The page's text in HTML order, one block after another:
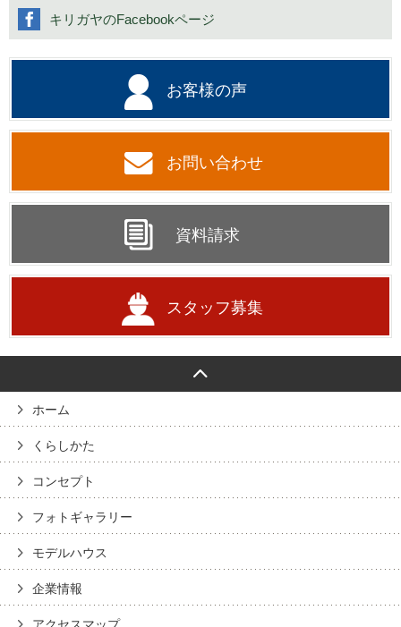
お客様の声
お問い合わせ
資料請求
スタッフ募集
キリガヤのFacebookページ
ホーム
くらしかた
コンセプト
フォトギャラリー
モデルハウス
企業情報